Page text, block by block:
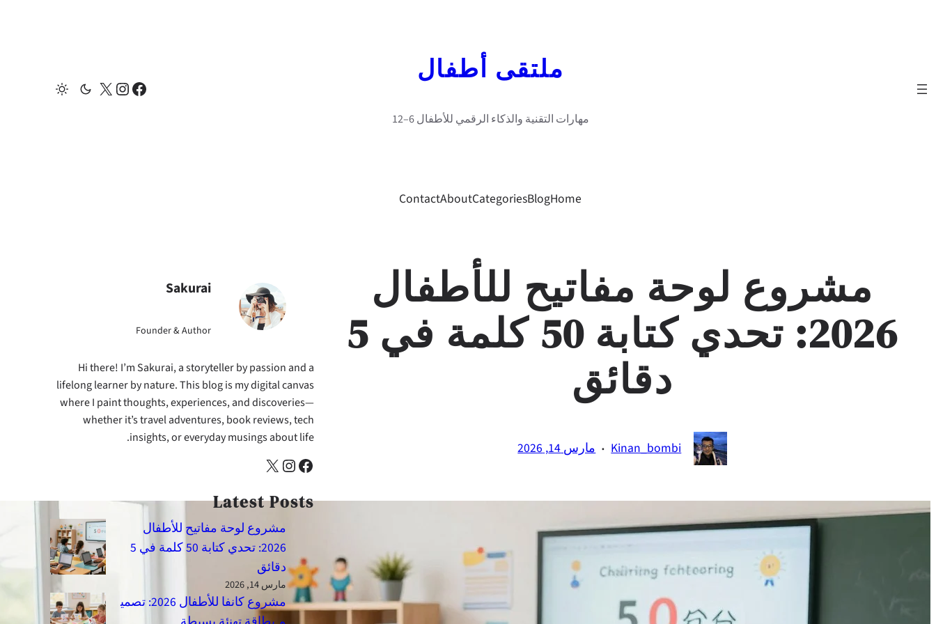
ملتقى أطفال
مهارات التقنية والذكاء الرقمي للأطفال 6–12
Facebook
Instagram
X
Home
Blog
Categories
About
Contact
مشروع لوحة مفاتيح للأطفال
2026: تحدي كتابة 50 كلمة في 5
دقائق
Kinan_bombi
· مارس 14, 2026
Sakurai
Founder & Author
Hi there! I’m Sakurai, a storyteller by passion and a
lifelong learner by nature. This blog is my digital canvas
where I paint thoughts, experiences, and discoveries—
whether it’s travel adventures, book reviews, tech
insights, or everyday musings about life.
Facebook
Instagram
X
Latest Posts
مشروع لوحة مفاتيح للأطفال
2026: تحدي كتابة 50 كلمة في 5
دقائق
مارس 14, 2026
مشروع كانفا للأطفال 2026: تصمي